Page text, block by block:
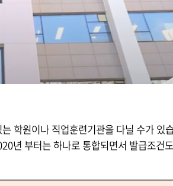
학원이나 직업훈련기관을 다닐 수가 있
년 부터는 하나로 통합되면서 발급조건